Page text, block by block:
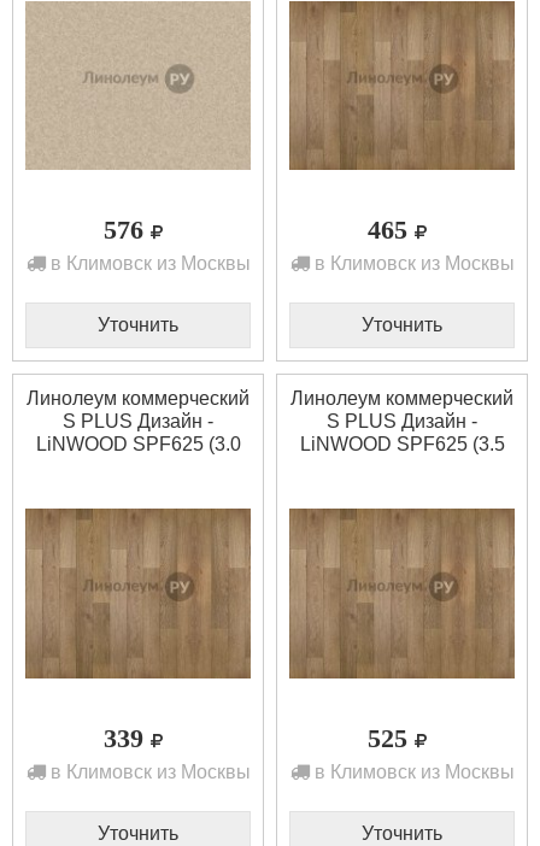
576
в Климовск из Москвы
Уточнить
465
в Климовск из Москвы
Уточнить
Линолеум коммерческий
S PLUS Дизайн -
LiNWOOD SPF625 (3.0
339
в Климовск из Москвы
Уточнить
Линолеум коммерческий
S PLUS Дизайн -
LiNWOOD SPF625 (3.5
525
в Климовск из Москвы
Уточнить